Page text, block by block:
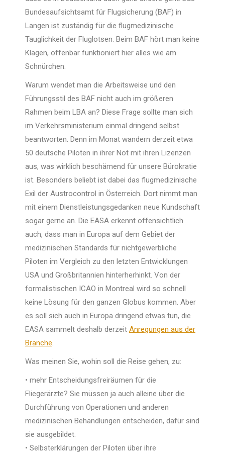
Bundesaufsichtsamt für Flugsicherung (BAF) in
Langen ist zuständig für die flugmedizinische
Tauglichkeit der Fluglotsen. Beim BAF hört man keine
Klagen, offenbar funktioniert hier alles wie am
Schnürchen.
Warum wendet man die Arbeitsweise und den
Führungsstil des BAF nicht auch im größeren
Rahmen beim LBA an? Diese Frage sollte man sich
im Verkehrsministerium einmal dringend selbst
beantworten. Denn im Monat wandern derzeit etwa
50 deutsche Piloten in ihrer Not mit ihren Lizenzen
aus, was wirklich beschämend für unsere Bürokratie
ist. Besonders beliebt ist dabei das flugmedizinische
Exil der Austrocontrol in Österreich. Dort nimmt man
mit einem Dienstleistungsgedanken neue Kundschaft
sogar gerne an. Die EASA erkennt offensichtlich
auch, dass man in Europa auf dem Gebiet der
medizinischen Standards für nichtgewerbliche
Piloten im Vergleich zu den letzten Entwicklungen
USA und Großbritannien hinterherhinkt. Von der
formalistischen ICAO in Montreal wird so schnell
keine Lösung für den ganzen Globus kommen. Aber
es soll sich auch in Europa dringend etwas tun, die
EASA sammelt deshalb derzeit Anregungen aus der
Branche.
Was meinen Sie, wohin soll die Reise gehen, zu:
• mehr Entscheidungsfreiräumen für die
Fliegerärzte? Sie müssen ja auch alleine über die
Durchführung von Operationen und anderen
medizinischen Behandlungen entscheiden, dafür sind
sie ausgebildet.
• Selbsterklärungen der Piloten über ihre